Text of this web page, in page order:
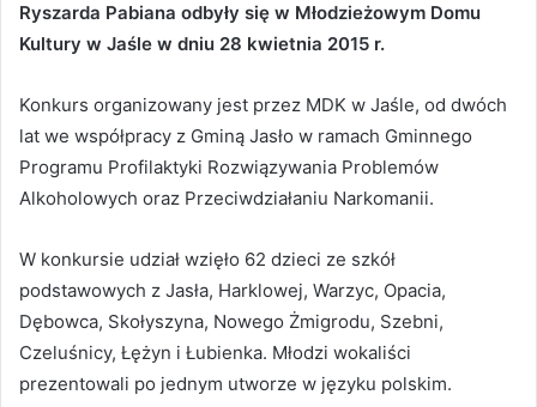
Ryszarda Pabiana odbyły się w Młodzieżowym Domu
Kultury w Jaśle w dniu 28 kwietnia 2015 r.
Konkurs organizowany jest przez MDK w Jaśle, od dwóch
lat we współpracy z Gminą Jasło w ramach Gminnego
Programu Profilaktyki Rozwiązywania Problemów
Alkoholowych oraz Przeciwdziałaniu Narkomanii.
W konkursie udział wzięło 62 dzieci ze szkół
podstawowych z Jasła, Harklowej, Warzyc, Opacia,
Dębowca, Skołyszyna, Nowego Żmigrodu, Szebni,
Czeluśnicy, Łężyn i Łubienka. Młodzi wokaliści
prezentowali po jednym utworze w języku polskim.